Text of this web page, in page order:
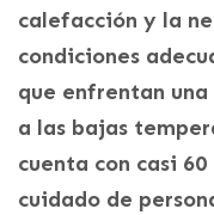
calefacción y la
condiciones
que enfrentan
a las bajas
cuenta con casi
cuidado de